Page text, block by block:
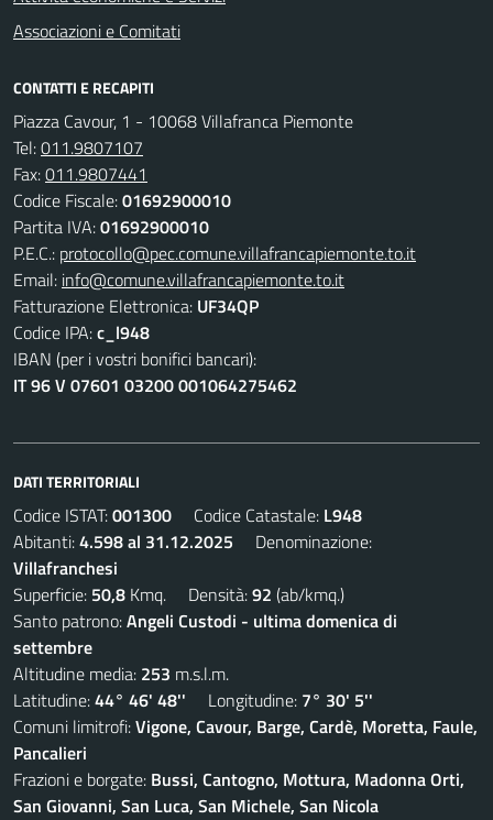
Associazioni e Comitati
CONTATTI E RECAPITI
Piazza Cavour, 1 - 10068 Villafranca Piemonte
Tel:011.9807107
Fax:011.9807441
Codice Fiscale:01692900010
Partita IVA:01692900010
P.E.C.: protocollo@pec.comune.villafrancapiemonte.to.it
Email: info@comune.villafrancapiemonte.to.it
Fatturazione Elettronica: UF34QP
Codice IPA:c_l948
IBAN (per i vostri bonifici bancari):
IT 96 V 07601 03200 001064275462
DATI TERRITORIALI
Codice ISTAT:001300 Codice Catastale: L948
Abitanti:4.598 al 31.12.2025 Denominazione:
Villafranchesi
Superficie: 50,8 Kmq. Densità:92 (ab/kmq.)
Santo patrono:Angeli Custodi - ultima domenica di
settembre
Altitudine media: 253 m.s.l.m.
Latitudine:44° 46' 48'' Longitudine: 7° 30' 5''
Comuni limitrofi:Vigone, Cavour, Barge, Cardè, Moretta, Faule,
Pancalieri
Frazioni e borgate: Bussi, Cantogno, Mottura, Madonna Orti,
San Giovanni, San Luca, San Michele, San Nicola